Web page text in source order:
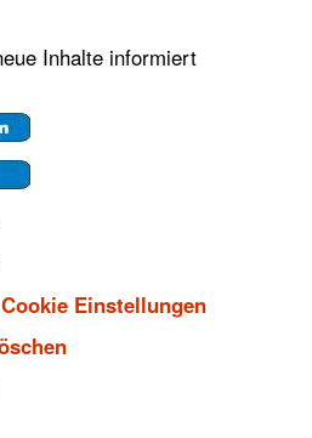
Inhalte informiert
Einstellungen